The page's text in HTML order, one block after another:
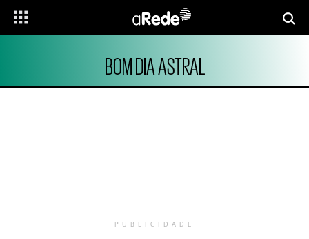
BOM DIA ASTRAL
PUBLICIDADE